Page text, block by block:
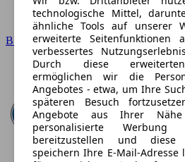
BMW
technologische Mittel,
ähnliche Tools auf unserer
erweiterte Seitenfunktionen
verbessertes
Durch diese
ermöglichen wir die
Angebotes - etwa, um Ihre
späteren Besuch
Angebote aus Ihrer
personalisierte Werbung
bereitzustellen und diese
speichern Ihre E-Mail-Adresse